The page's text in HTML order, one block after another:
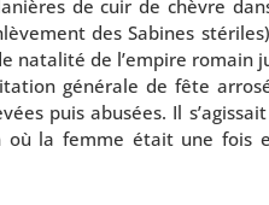
de cuir de chèvre
des Sabines
nata­li­té de l’empire romain
géné­rale de fête
puis abu­sées. Il
la femme était une fois